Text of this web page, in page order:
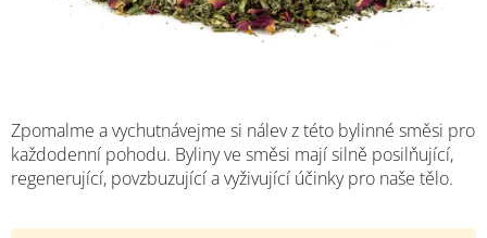
Zpomalme a vychutnávejme si nálev z této bylinné směsi pro
každodenní pohodu. Byliny ve směsi mají silně posilňující,
regenerující, povzbuzující a vyživující účinky pro naše tělo.